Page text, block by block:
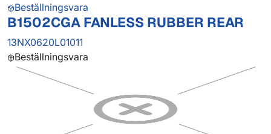
Beställningsvara
B1502CGA FANLESS RUBBER REAR
13NX0620L01011
Beställningsvara